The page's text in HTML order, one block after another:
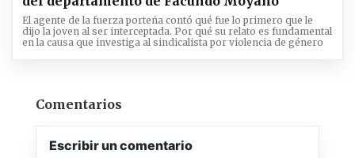
El agente de la fuerza porteña contó qué fue lo primero que le
dijo la joven al ser interceptada. Por qué su relato es fundamental
en la causa que investiga al sindicalista por violencia de género
Comentarios
Escribir un comentario